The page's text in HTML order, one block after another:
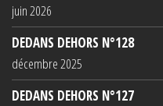
juin 2026
DEDANS DEHORS N°128
décembre 2025
DEDANS DEHORS N°127